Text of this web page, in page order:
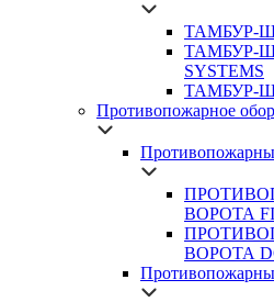
ТАМБУР-
ТАМБУР-
SYSTEMS
ТАМБУР-
Противопожарное
ВОРОТА
ВОРОТА